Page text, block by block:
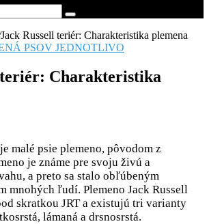
Vyhľadávanie
Jack Russell teriér: Charakteristika plemena
PSOV JEDNOTLIVO
teriér: Charakteristika
malé psie plemeno, pôvodom z
je známe pre svoju živú a
a preto sa stalo obľúbeným
mnohých ľudí. Plemeno Jack Russell
skratkou JRT a existujú tri varianty
lámaná a drsnosrstá.